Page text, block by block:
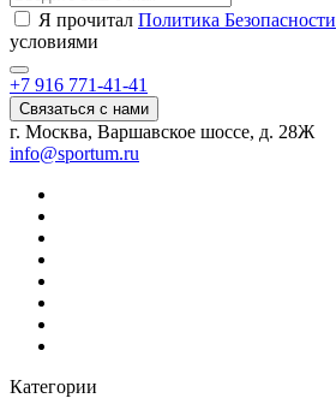
Я прочитал Политика Безопасности
условиями
+7 916 771-41-41
Связаться с нами
г. Москва, Варшавское шоссе, д. 28Ж
info@sportum.ru
Категории